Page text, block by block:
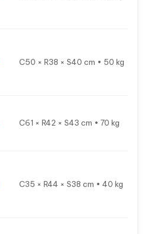
C50 × R38 × S40 cm • 50 kg
C61 × R42 × S43 cm • 70 kg
C35 × R44 × S38 cm • 40 kg